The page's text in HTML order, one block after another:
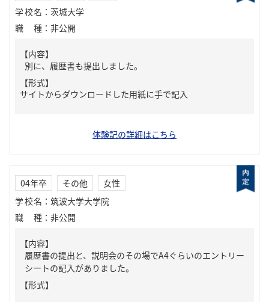
学校名 ： 茨城大学
職種 ： 非公開
【内容】
別に、履歴書も提出しました。
【形式】
サイトからダウンロードした用紙に手で記入
体験記の詳細はこちら
04年卒 その他
女性
学校名 ： 筑波大学大学院
職種 ： 非公開
【内容】
履歴書の提出と、説明会のその場でA4ぐらいのエントリー
シートの記入がありました。
【形式】